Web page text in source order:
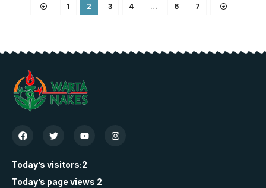
1 2 3 4 … 6 7
Today’s visitors:2
Today’s page views 2